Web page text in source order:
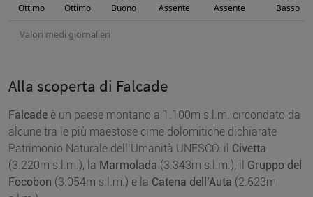
Valori medi giornalieri
Ottimo Ottimo Buono Assente Assente Basso
Alla scoperta di Falcade
Falcade è un paese montano a 1.100m s.l.m. circondato da
alcune tra le più maestose cime dolomitiche dichiarate
Patrimonio Naturale dell’Umanità UNESCO: il Civetta
(3.220m s.l.m.), la Marmolada (3.343m s.l.m.), il Gruppo del
Focobon (3.054m s.l.m.) e la Catena dell’Auta (2.623m